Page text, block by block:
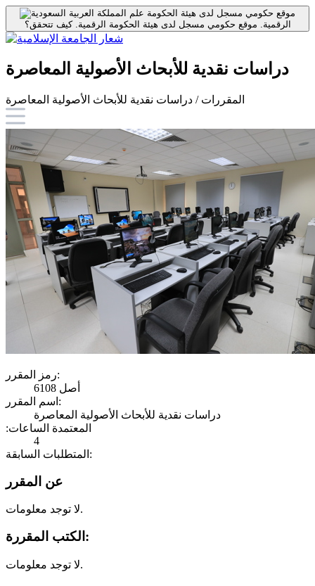
موقع حكومي مسجل لدى هيئة الحكومة
الرقمية. موقع حكومي مسجل لدى هيئة الحكومة الرقمية.كيف تتحقق؟
دراسات نقدية للأبحاث الأصولية المعاصرة
المقررات / دراسات نقدية للأبحاث الأصولية المعاصرة
رمز المقرر:
أصل 6108
اسم المقرر:
دراسات نقدية للأبحاث الأصولية المعاصرة
:المعتمدة الساعات
4
المتطلبات السابقة:
عن المقرر
لا توجد معلومات.
الكتب المقررة:
لا توجد معلومات.